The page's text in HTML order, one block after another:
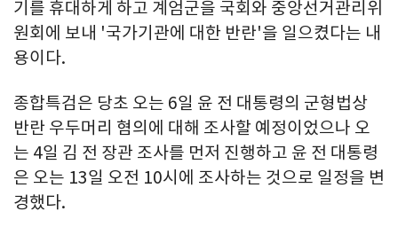
기를 휴대하게 하고 계엄군을 국회와 중앙선거관리위
원회에 보내 '국가기관에 대한 반란'을 일으켰다는 내
용이다.
종합특검은 당초 오는 6일 윤 전 대통령의 군형법상
반란 우두머리 혐의에 대해 조사할 예정이었으나 오
는 4일 김 전 장관 조사를 먼저 진행하고 윤 전 대통령
은 오는 13일 오전 10시에 조사하는 것으로 일정을 변
경했다.